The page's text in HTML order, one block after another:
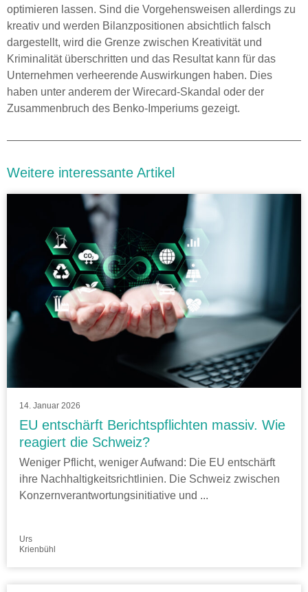
optimieren lassen. Sind die Vorgehensweisen allerdings zu
kreativ und werden Bilanzpositionen absichtlich falsch
dargestellt, wird die Grenze zwischen Kreativität und
Kriminalität überschritten und das Resultat kann für das
Unternehmen verheerende Auswirkungen haben. Dies
haben unter anderem der Wirecard-Skandal oder der
Zusammenbruch des Benko-Imperiums gezeigt.
Weitere interessante Artikel
14. Januar 2026
EU entschärft Berichtspflichten massiv. Wie
reagiert die Schweiz?
Weniger Pflicht, weniger Aufwand: Die EU entschärft
ihre Nachhaltigkeitsrichtlinien. Die Schweiz zwischen
Konzernverantwortungsinitiative und ...
Urs
Krienbühl